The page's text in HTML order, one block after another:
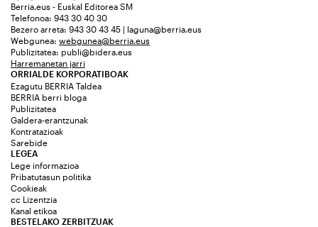
Berria.eus - Euskal Editorea SM
Telefonoa: 943 30 40 30
Bezero arreta: 943 30 43 45 | laguna@berria.eus
Webgunea: webgunea@berria.eus
Publizitatea: publi@bidera.eus
Harremanetan jarri
ORRIALDE KORPORATIBOAK
Ezagutu BERRIA Taldea
BERRIA berri bloga
Publizitatea
Galdera-erantzunak
Kontratazioak
Sarebide
LEGEA
Lege informazioa
Pribatutasun politika
Cookieak
cc Lizentzia
Kanal etikoa
BESTELAKO ZERBITZUAK